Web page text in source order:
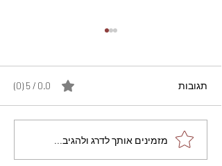
מתכון מנצח עוגת מייפל
שוקולד בחושה וקלה - זיוה
תגובות 0.0 / 5 ‏(0)
מזמינים אותך לדרג ולהגיב...